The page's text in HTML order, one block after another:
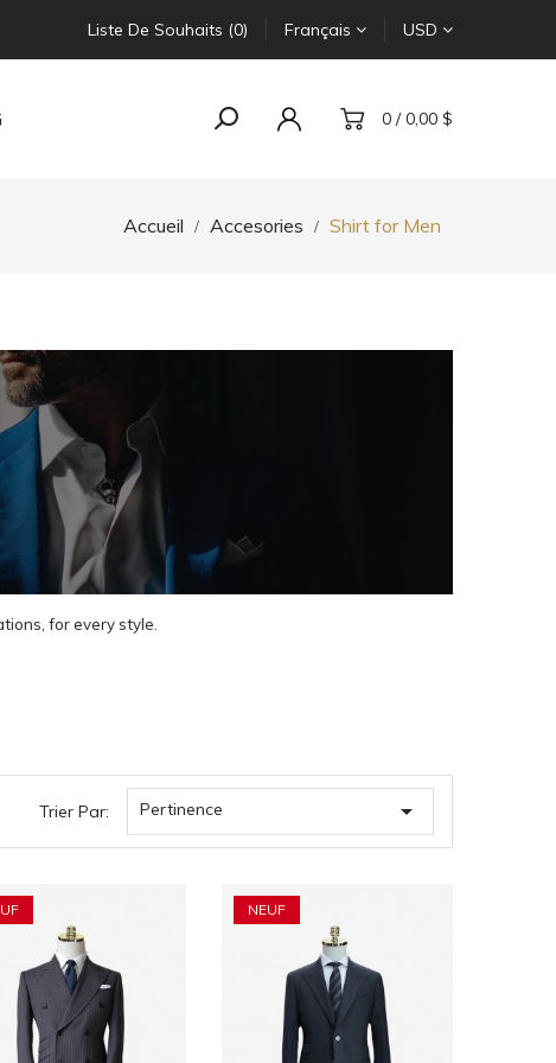
Liste De Souhaits (0) Français USD
0 / 0,00 $
Accueil Accesories Shirt for Men
for every style.
Trier Par: Pertinence 
NEUF